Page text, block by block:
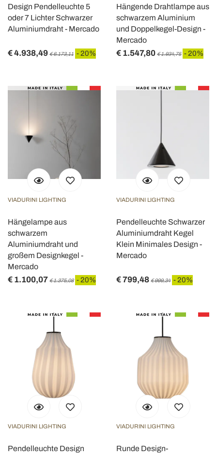
Design Pendelleuchte 5
oder 7 Lichter Schwarzer
Aluminiumdraht - Mercado
€ 4.938,49 € 6.173,11 - 20%
Hängende Drahtlampe aus
schwarzem Aluminium
und Doppelkegel-Design -
Mercado
€ 1.547,80 € 1.934,75 - 20%
VIADURINI LIGHTING
Hängelampe aus
schwarzem
Aluminiumdraht und
großem Designkegel -
Mercado
€ 1.100,07 € 1.375,08 - 20%
VIADURINI LIGHTING
Pendelleuchte Schwarzer
Aluminiumdraht Kegel
Klein Minimales Design -
Mercado
€ 799,48 € 999,34 - 20%
VIADURINI LIGHTING
Pendelleuchte Design
VIADURINI LIGHTING
Runde Design-